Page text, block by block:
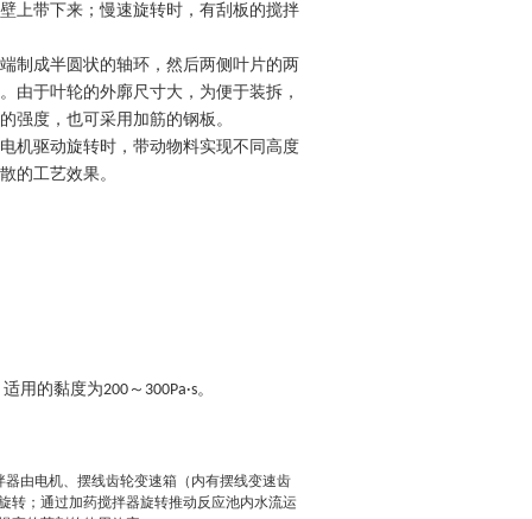
上带下来；慢速旋转时，有刮板的搅拌
制成半圆状的轴环，然后两侧叶片的两
由于叶轮的外廓尺寸大，为便于装拆，
强度，也可采用加筋的钢板。
机驱动旋转时，带动物料实现不同高度
的工艺效果。
适用的黏度为200 ～ 300Pa·s。
器由电机、摆线齿轮变速箱（内有摆线变速齿
转；通过加药搅拌器旋转推动反应池内水流运